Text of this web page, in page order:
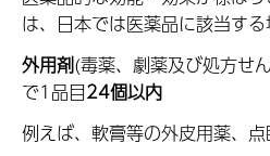
は、日本では医薬品に該当する
外用剤(毒薬、劇薬及び処方せ
で1品目24個以内
例えば、軟膏等の外皮用薬、